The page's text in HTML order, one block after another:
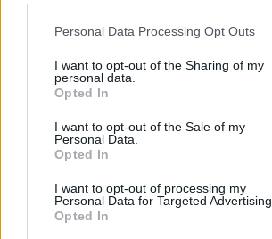
Personal Data Processing Opt Outs
I want to opt-out of the Sharing of my
personal data.
Opted In
I want to opt-out of the Sale of my
Personal Data.
Opted In
I want to opt-out of processing my
Personal Data for Targeted Advertising.
Opted In
las olas se cuelan en las cuevas
volcánicas y estallan con fuerza contra
sus paredes y dejan salir la espuma
por los agujeros abiertos al cielo. Los
visitantes disfrutan de los bufaderos
mientras recorren los rincones del lugar